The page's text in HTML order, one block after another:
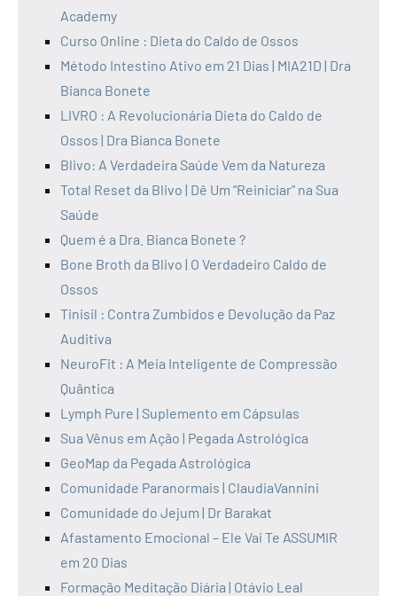
Academy
Curso Online : Dieta do Caldo de Ossos
Método Intestino Ativo em 21 Dias | MIA21D | Dra
Bianca Bonete
LIVRO : A Revolucionária Dieta do Caldo de
Ossos | Dra Bianca Bonete
Blivo: A Verdadeira Saúde Vem da Natureza
Total Reset da Blivo | Dê Um “Reiniciar” na Sua
Saúde
Quem é a Dra. Bianca Bonete ?
Bone Broth da Blivo | O Verdadeiro Caldo de
Ossos
Tinisil : Contra Zumbidos e Devolução da Paz
Auditiva
NeuroFit : A Meia Inteligente de Compressão
Quântica
Lymph Pure | Suplemento em Cápsulas
Sua Vênus em Ação | Pegada Astrológica
GeoMap da Pegada Astrológica
Comunidade Paranormais | ClaudiaVannini
Comunidade do Jejum | Dr Barakat
Afastamento Emocional – Ele Vai Te ASSUMIR
em 20 Dias
Formação Meditação Diária | Otávio Leal